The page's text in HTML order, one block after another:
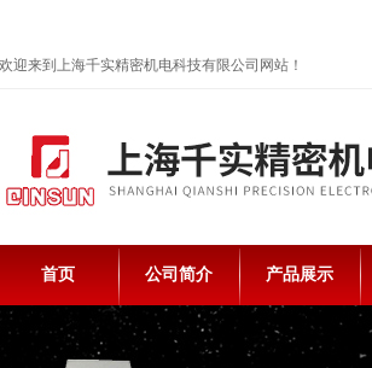
欢迎来到上海千实精密机电科技有限公司网站！
首页 公司简介 产品展示